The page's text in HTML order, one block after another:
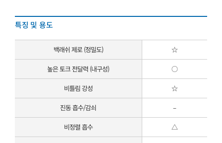
특징 및 용도
백래쉬 제로 (정밀도) ☆
높은 토크 전달력 (내구성) ○
비틀림 강성 ☆
진동 흡수/감쇠 –
비정렬 흡수 △